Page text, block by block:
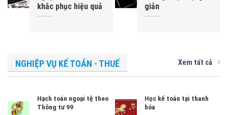
khắc phục hiệu quả
giản
NGHIỆP VỤ KẾ TOÁN - THUẾ Xem tất cả
Hạch toán ngoại tệ theo
Thông tư 99
Học kế toán tại thanh
hóa